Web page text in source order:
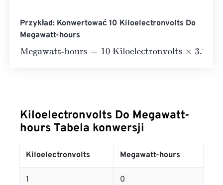
Przykład: Konwertować 10 Kiloelectronvolts Do
Megawatt-hours
Megawatt-hours=10 Kiloelectronvolts×
Kiloelectronvolts Do Megawatt-
hours Tabela konwersji
Kiloelectronvolts Megawatt-hours
1 0